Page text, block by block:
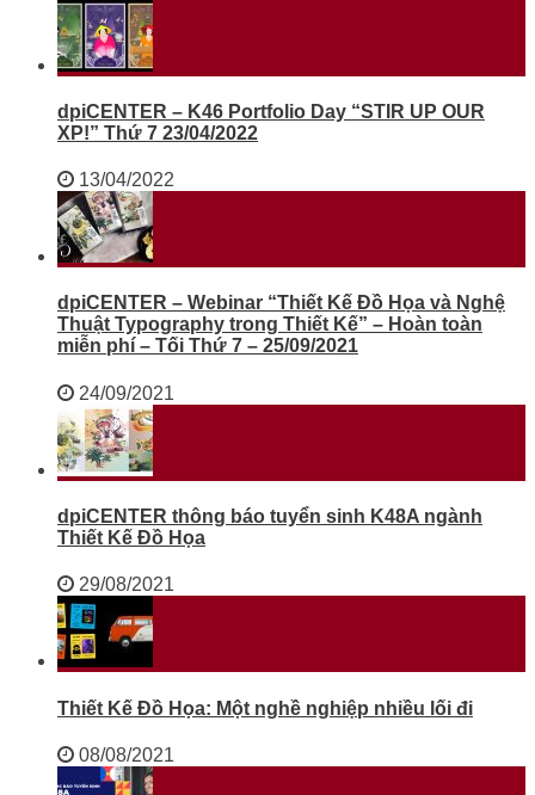
dpiCENTER – K46 Portfolio Day “STIR UP OUR
XP!” Thứ 7 23/04/2022
13/04/2022
dpiCENTER – Webinar “Thiết Kế Đồ Họa và Nghệ
Thuật Typography trong Thiết Kế” – Hoàn toàn
miễn phí – Tối Thứ 7 – 25/09/2021
24/09/2021
dpiCENTER thông báo tuyển sinh K48A ngành
Thiết Kế Đồ Họa
29/08/2021
Thiết Kế Đồ Họa: Một nghề nghiệp nhiều lối đi
08/08/2021